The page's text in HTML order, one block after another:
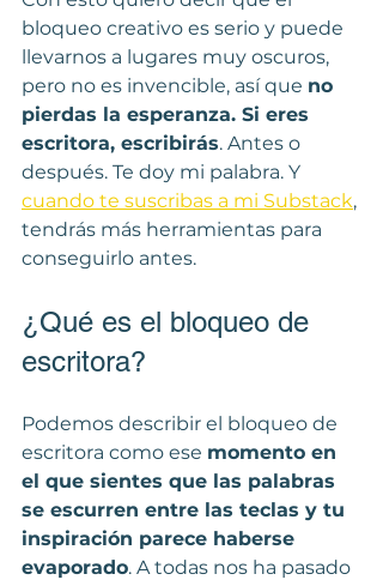
bloqueo creativo es serio y puede
llevarnos a lugares muy oscuros,
pero no es invencible, así que no
pierdas la esperanza. Si eres
escritora, escribirás. Antes o
después. Te doy mi palabra. Y
cuando te suscribas a mi Substack,
tendrás más herramientas para
conseguirlo antes.
¿Qué es el bloqueo de
escritora?
Podemos describir el bloqueo de
escritora como ese momento en
el que sientes que las palabras
se escurren entre las teclas y tu
inspiración parece haberse
evaporado. A todas nos ha pasado